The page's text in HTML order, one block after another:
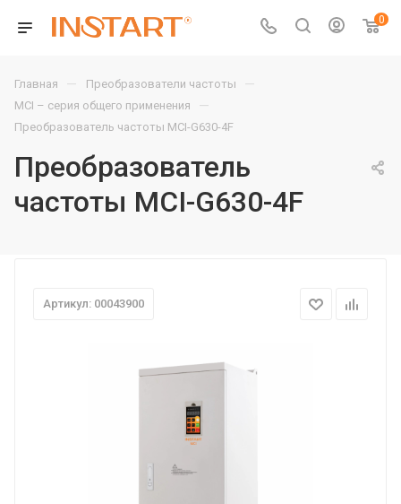
0
Главная — Преобразователи частоты —
MCI – серия общего применения —
Преобразователь частоты MCI-G630-4F
Преобразователь
частоты MCI-G630-4F
Артикул: 00043900